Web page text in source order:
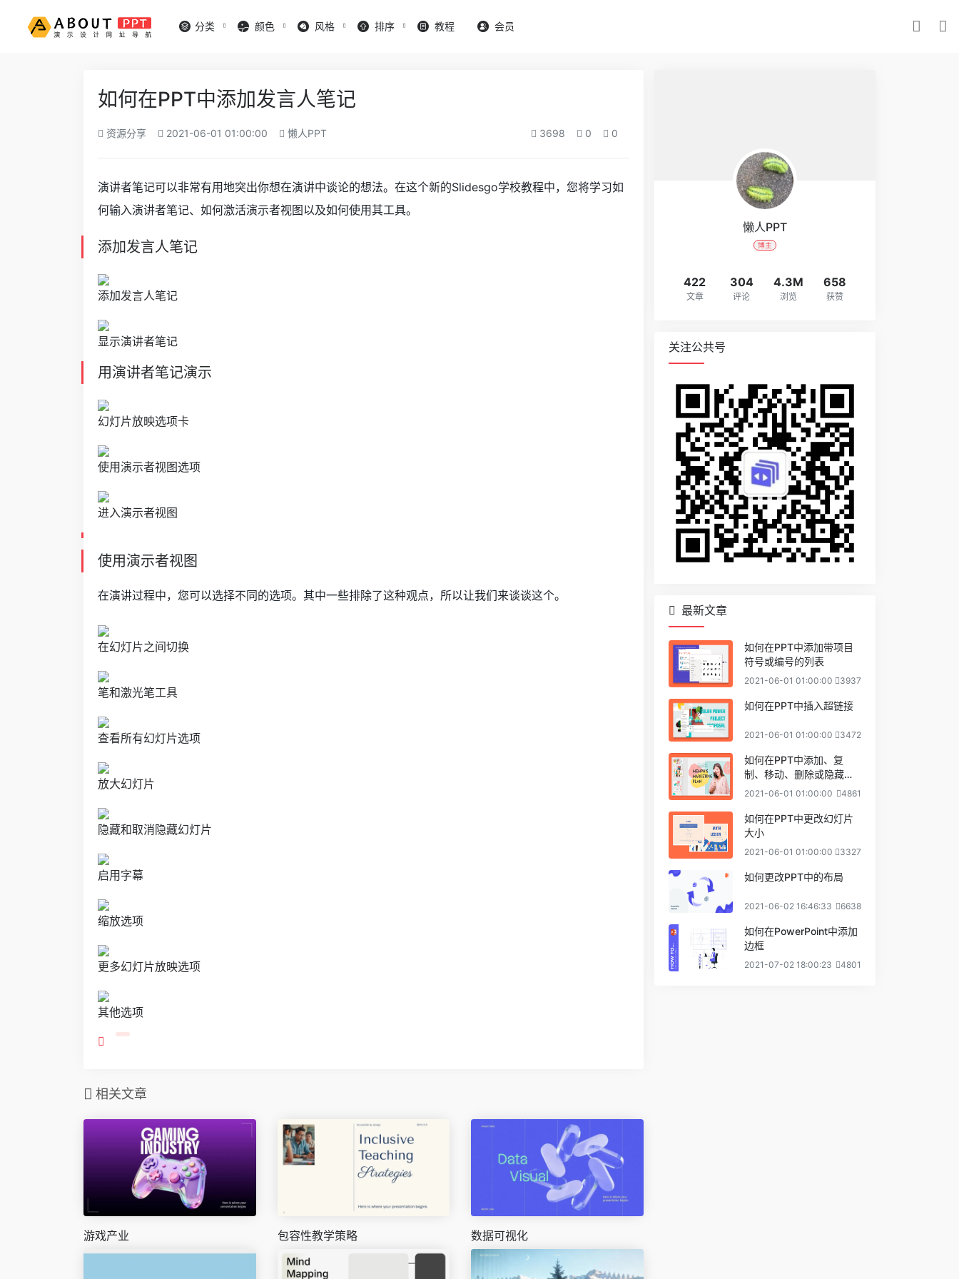
分类 颜色 风格 排序 教程 会员
如何在PPT中添加发言人笔记
资源分享 2021-06-01 01:00:00 懒人PPT 3698 0 0
演讲者笔记可以非常有用地突出你想在演讲中谈论的想法。在这个新的Slidesgo学校教程中，您将学习如
何输入演讲者笔记、如何激活演示者视图以及如何使用其工具。
添加发言人笔记
添加发言人笔记
显示演讲者笔记
用演讲者笔记演示
幻灯片放映选项卡
使用演示者视图选项
进入演示者视图
使用演示者视图
在演讲过程中，您可以选择不同的选项。其中一些排除了这种观点，所以让我们来谈谈这个。
在幻灯片之间切换
笔和激光笔工具
查看所有幻灯片选项
放大幻灯片
隐藏和取消隐藏幻灯片
启用字幕
缩放选项
更多幻灯片放映选项
其他选项
相关文章
游戏产业 包容性教学策略 数据可视化
懒人PPT
博主
422
文章
304
评论
4.3M
浏览
658
获赞
关注公共号
最新文章
如何在PPT中添加带项目
符号或编号的列表
2021-06-01 01:00:00 3937
如何在PPT中插入超链接
2021-06-01 01:00:00 3472
如何在PPT中添加、复
制、移动、删除或隐藏幻
灯片
2021-06-01 01:00:00 4861
如何在PPT中更改幻灯片
大小
2021-06-01 01:00:00 3327
如何更改PPT中的布局
2021-06-02 16:46:33 6638
如何在PowerPoint中添加
边框
2021-07-02 18:00:23 4801